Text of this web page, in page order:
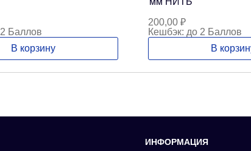
Баллов
В корзину
200,00 ₽
Кешбэк: до 2 Баллов
В
ИНФОРМАЦИЯ